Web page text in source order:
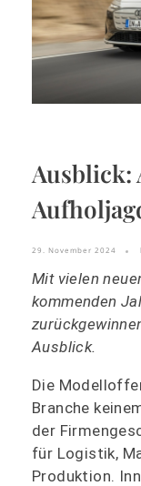
Ausblick:
29. November 2024
Mit vielen
kommenden
Ausblick.
Die
Branche
der
für Logistik,
Produktion.